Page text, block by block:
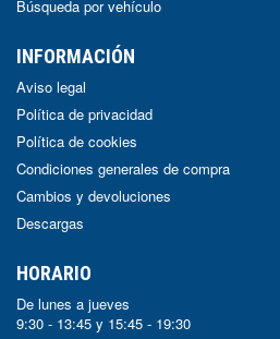
Búsqueda por vehículo
INFORMACIÓN
Aviso legal
Política de privacidad
Política de cookies
Condiciones generales de compra
Cambios y devoluciones
Descargas
HORARIO
De lunes a jueves
9:30 - 13:45 y 15:45 - 19:30